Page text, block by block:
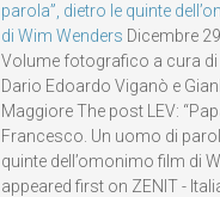
parola”, dietro le quinte
di Wim Wenders Dicembre
Volume fotografico a cura
Dario Edoardo Viganò e
Maggiore The post LEV:
Francesco. Un uomo di
quinte dell’omonimo film di
appeared first on ZENIT -